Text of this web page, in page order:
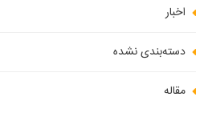
اخبار
دسته‌بندی نشده
مقاله